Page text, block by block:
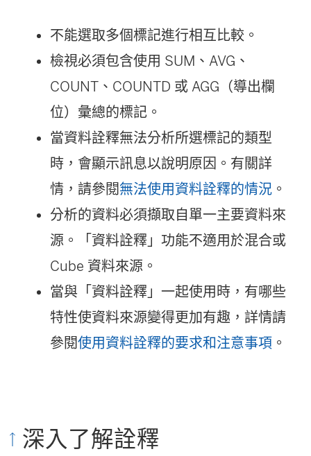
不能選取多個標記進行相互比較。
檢視必須包含使用 SUM、AVG、
COUNT、COUNTD 或 AGG（導出欄
位）彙總的標記。
當資料詮釋無法分析所選標記的類型
時，會顯示訊息以說明原因。有關詳
情，請參閱無法使用資料詮釋的情況 。
分析的資料必須擷取自單一主要資料來
源。「資料詮釋」功能不適用於混合或
Cube 資料來源。
當與「資料詮釋」一起使用時，有哪些
特性使資料來源變得更加有趣，詳情請
參閱使用資料詮釋的要求和注意事項 。
深入了解詮釋